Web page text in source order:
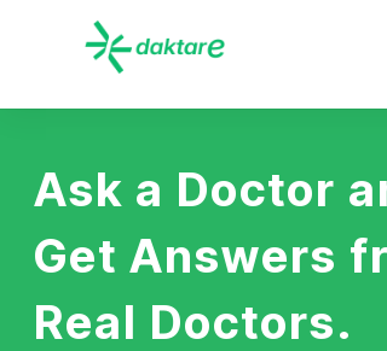
Ask a Doctor
Get Answers
Real Doctors.